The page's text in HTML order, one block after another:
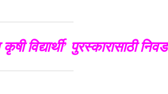
विद्यार्थी’ पुरस्कारासाठी निवड